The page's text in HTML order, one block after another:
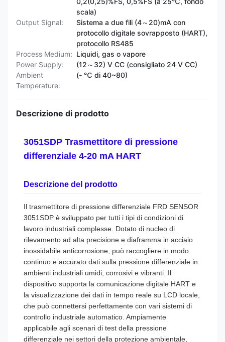
scala)
Output Signal:
Sistema a due fili (4～20)mA con
protocollo digitale sovrapposto (HART),
protocollo RS485
Process Medium: Liquidi, gas o vapore
Power Supply:
(12～32) V CC (consigliato 24 V CC)
Ambient
Temperature:
(- ℃ di 40~80)
Descrizione di prodotto
3051SDP Trasmettitore di pressione
differenziale 4-20 mA HART
Descrizione del prodotto
Il trasmettitore di pressione differenziale FRD SENSOR
3051SDP è sviluppato per tutti i tipi di condizioni di
lavoro industriali complesse. Dotato di nucleo di
rilevamento ad alta precisione e diaframma in acciaio
inossidabile anticorrosione, può raccogliere in modo
continuo e accurato dati sulla pressione differenziale in
ambienti industriali umidi, corrosivi e vibranti. Il
dispositivo supporta la comunicazione digitale HART e
la visualizzazione dei dati in tempo reale su LCD locale,
che può connettersi perfettamente con vari sistemi di
controllo industriale automatico. Ampiamente
applicabile agli scenari di test della pressione
differenziale nei settori della protezione ambientale,